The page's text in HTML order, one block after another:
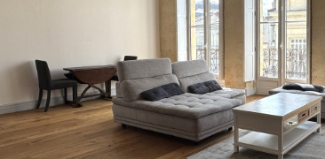
voir le
bien